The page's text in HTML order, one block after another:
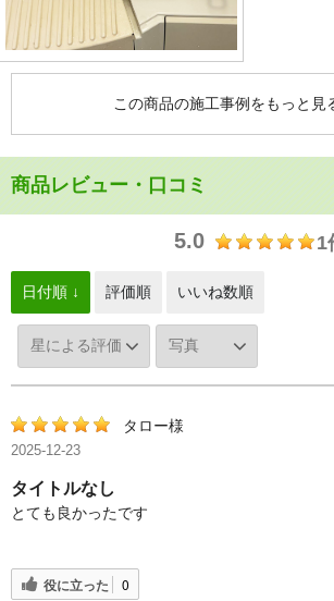
この商品の施工事例をもっと見
商品レビュー・口コミ
5.0 1
日付順 ↓ 評価順 いいね数順
タロー様
2025-12-23
タイトルなし
とても良かったです
役に立った 0